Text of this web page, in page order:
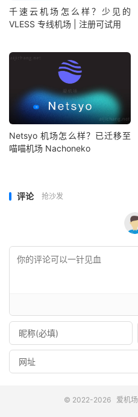
千速云机场怎么样？少见的
VLESS 专线机场 | 注册可试用
Netsyo 机场怎么样？已迁移至
喵喵机场 Nachoneko
评论 抢沙发
© 2022-2026 爱机场